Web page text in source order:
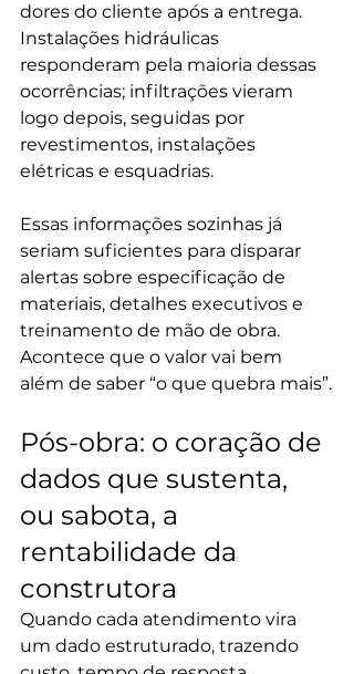
dores do cliente após a entrega.
Instalações hidráulicas
responderam pela maioria dessas
ocorrências; infiltrações vieram
logo depois, seguidas por
revestimentos, instalações
elétricas e esquadrias.
Essas informações sozinhas já
seriam suficientes para disparar
alertas sobre especificação de
materiais, detalhes executivos e
treinamento de mão de obra.
Acontece que o valor vai bem
além de saber “o que quebra mais”.
Pós-obra: o coração de
dados que sustenta,
ou sabota, a
rentabilidade da
construtora
Quando cada atendimento vira
um dado estruturado, trazendo